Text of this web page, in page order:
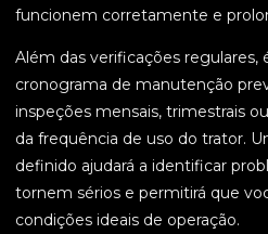
funcionem corretamente e
Além das verificações
cronograma de manutenção
inspeções mensais, trimestrais
da frequência de uso do trator.
definido ajudará a identificar
tornem sérios e permitirá que
condições ideais de operação.